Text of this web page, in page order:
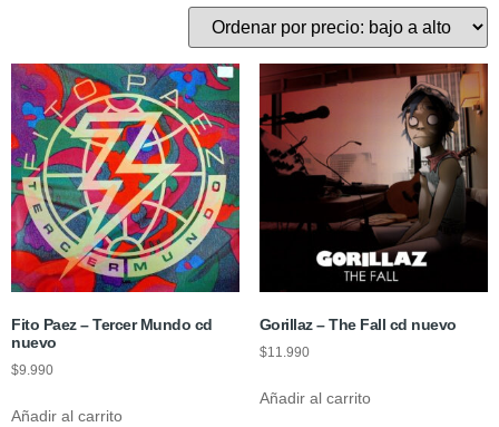
Fito Paez – Tercer Mundo cd
nuevo
$9.990
Añadir al carrito
Gorillaz – The Fall cd nuevo
$11.990
Añadir al carrito